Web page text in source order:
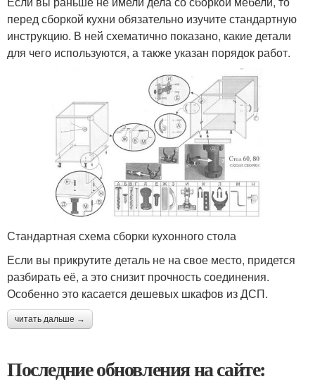
перед сборкой кухни обязательно изучите стандартную
инструкцию. В ней схематично показано, какие детали
для чего используются, а также указан порядок работ.
Стандартная схема сборки кухонного стола
Если вы прикрутите деталь не на свое место, придется
разбирать её, а это снизит прочность соединения.
Особенно это касается дешевых шкафов из ДСП.
читать дальше →
Последние обновления на сайте: